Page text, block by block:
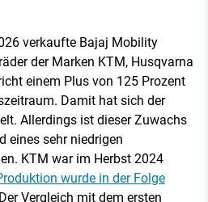
verkaufte Bajaj Mobility
der Marken KTM, Husqvarna
einem Plus von 125 Prozent
Damit hat sich der
Allerdings ist dieser Zuwachs
eines sehr niedrigen
KTM war im Herbst 2024
wurde in der Folge
Vergleich mit dem ersten